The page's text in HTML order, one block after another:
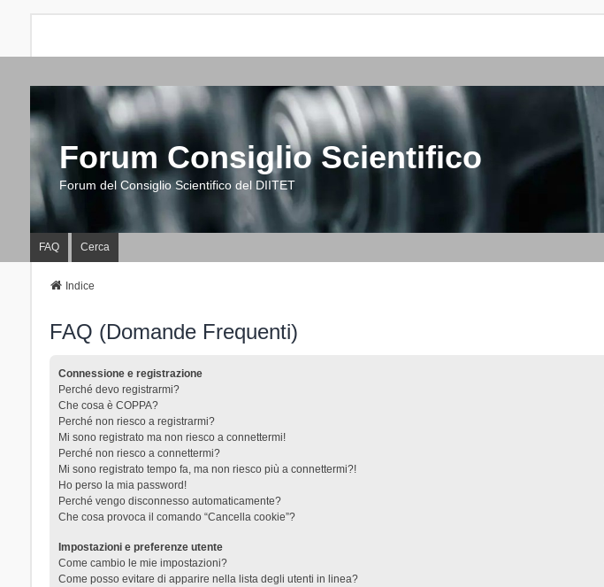
Forum Consiglio Scientifico
Forum del Consiglio Scientifico del DIITET
FAQ Cerca
Indice
FAQ (Domande Frequenti)
Connessione e registrazione
Perché devo registrarmi?
Che cosa è COPPA?
Perché non riesco a registrarmi?
Mi sono registrato ma non riesco a connettermi!
Perché non riesco a connettermi?
Mi sono registrato tempo fa, ma non riesco più a connettermi?!
Ho perso la mia password!
Perché vengo disconnesso automaticamente?
Che cosa provoca il comando “Cancella cookie”?
Impostazioni e preferenze utente
Come cambio le mie impostazioni?
Come posso evitare di apparire nella lista degli utenti in linea?